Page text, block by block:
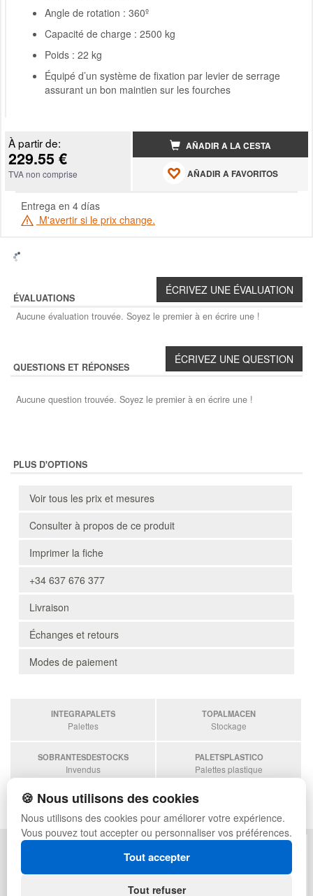
Angle de rotation : 360º
Capacité de charge : 2500 kg
Poids : 22 kg
Équipé d’un système de fixation par levier de serrage
assurant un bon maintien sur les fourches
À partir de:
229.55 €
TVA non comprise
AÑADIR A LA CESTA
AÑADIR A FAVORITOS
Entrega en 4 días
M'avertir si le prix change.
ÉVALUATIONS
Aucune évaluation trouvée. Soyez le premier à en écrire une !
QUESTIONS ET RÉPONSES
Aucune question trouvée. Soyez le premier à en écrire une !
PLUS D'OPTIONS
Voir tous les prix et mesures
Consulter à propos de ce produit
Imprimer la fiche
+34 637 676 377
Livraison
Échanges et retours
Modes de paiement
INTEGRAPALETS
Palettes
TOPALMACEN
Stockage
SOBRANTESDESTOCKS
Invendus
PALETSPLASTICO
Palettes plastique
ESTANTERIASKIT
Estanterias
POLITIQUE DE CONFIDENTIALITÉ
PLAN DU SITE
🍪 Nous utilisons des cookies
Nous utilisons des cookies pour améliorer votre expérience.
Vous pouvez tout accepter ou personnaliser vos préférences.
Tout accepter
Tout refuser